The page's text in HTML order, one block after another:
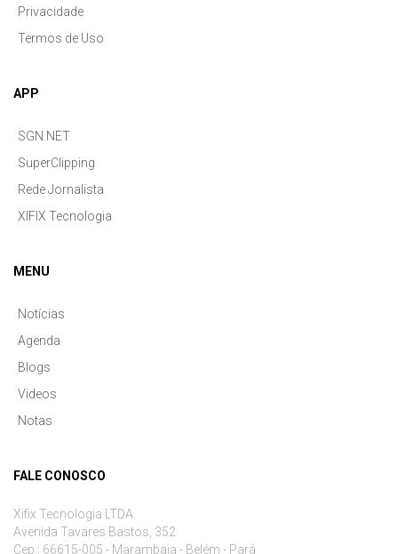
Privacidade
Termos de Uso
APP
SGN.NET
SuperClipping
Rede Jornalista
XIFIX Tecnologia
MENU
Notícias
Agenda
Blogs
Videos
Notas
FALE CONOSCO
Xifix Tecnologia LTDA.
Avenida Tavares Bastos, 352
Cep.: 66615-005 - Marambaia - Belém - Pará